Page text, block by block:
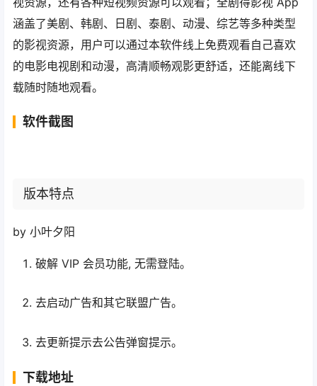
涵盖了美剧、韩剧、日剧、泰剧、动漫、综艺等多种类型
的影视资源，用户可以通过本软件线上免费观看自己喜欢
的电影电视剧和动漫，高清顺畅观影更舒适，还能离线下
载随时随地观看。
软件截图
版本特点
by 小叶夕阳
破解 VIP 会员功能, 无需登陆。
去启动广告和其它联盟广告。
去更新提示去公告弹窗提示。
下载地址